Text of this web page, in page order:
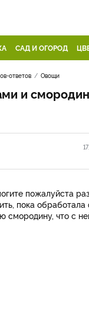
САД И ОГОРОД
ответов Овощи
и
пожалуйста
пока
смородину, что с